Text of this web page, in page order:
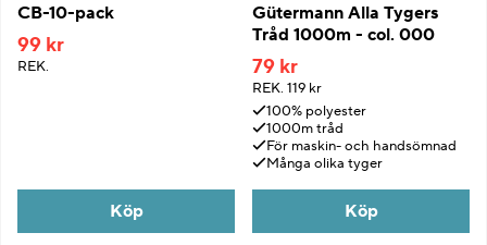
CB-10-pack
99 kr
REK.
Köp
Gütermann Alla Tygers
Tråd 1000m - col. 000
79 kr
REK. 119 kr
100% polyester
1000m tråd
För maskin- och handsömnad
Många olika tyger
Köp